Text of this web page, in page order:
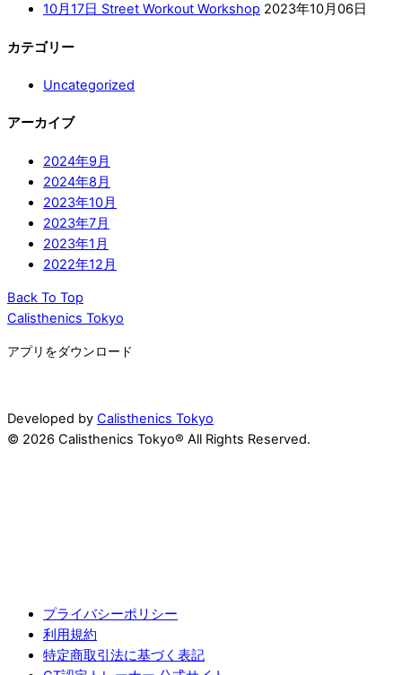
10月17日 Street Workout Workshop 2023年10月06日
カテゴリー
Uncategorized
アーカイブ
2024年9月
2024年8月
2023年10月
2023年7月
2023年1月
2022年12月
Back To Top
Calisthenics Tokyo
アプリをダウンロード
Developed by Calisthenics Tokyo
© 2026 Calisthenics Tokyo® All Rights Reserved.
プライバシーポリシー
利用規約
特定商取引法に基づく表記